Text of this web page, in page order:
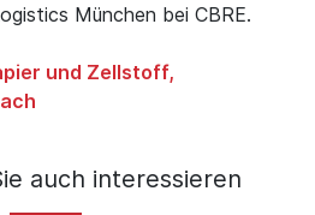
München bei CBRE.
und Zellstoff,
auch interessieren